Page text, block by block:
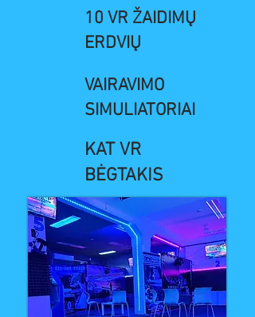
10 VR ŽAIDIMŲ
ERDVIŲ
VAIRAVIMO
SIMULIATORIAI
KAT VR
BĖGTAKIS